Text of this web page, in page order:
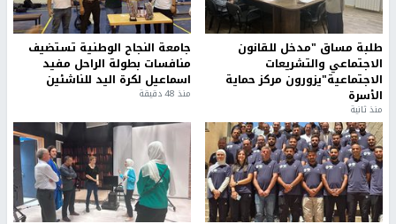
طلبة مساق "مدخل للقانون
الاجتماعي والتشريعات
الاجتماعية"يزورون مركز حماية
الأسرة
منذ ثانية
جامعة النجاح الوطنية تستضيف
منافسات بطولة الراحل مفيد
اسماعيل لكرة اليد للناشئين
منذ 48 دقيقة